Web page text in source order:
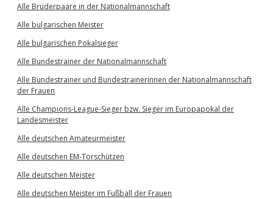
Alle Brüderpaare in der Nationalmannschaft
Alle bulgarischen Meister
Alle bulgarischen Pokalsieger
Alle Bundestrainer der Nationalmannschaft
Alle Bundestrainer und Bundestrainerinnen der Nationalmannschaft
der Frauen
Alle Champions-League-Sieger bzw. Sieger im Europapokal der
Landesmeister
Alle deutschen Amateurmeister
Alle deutschen EM-Torschützen
Alle deutschen Meister
Alle deutschen Meister im Fußball der Frauen